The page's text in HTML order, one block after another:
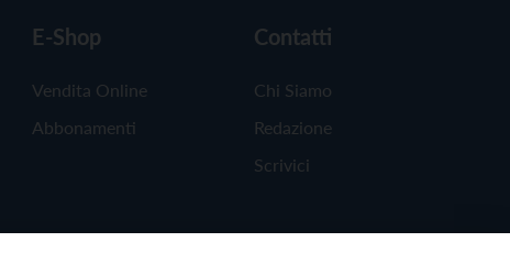
E-Shop
Vendita Online
Abbonamenti
Contatti
Chi Siamo
Redazione
Scrivici